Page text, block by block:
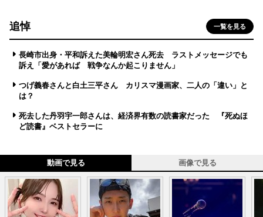
追悼 一覧を見る
長崎市出身・平和訴えた美輪明宏さん死去 ラストメッセージでも
訴え「愛があれば 戦争なんか起こりません」
つげ義春さんと白土三平さん カリスマ漫画家、二人の「違い」と
は？
死去した丹羽宇一郎さんは、経済界有数の読書家だった 『死ぬほ
ど読書』ベストセラーに
動画で見る 画像で見る